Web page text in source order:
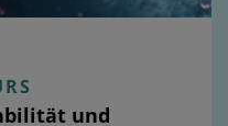
und